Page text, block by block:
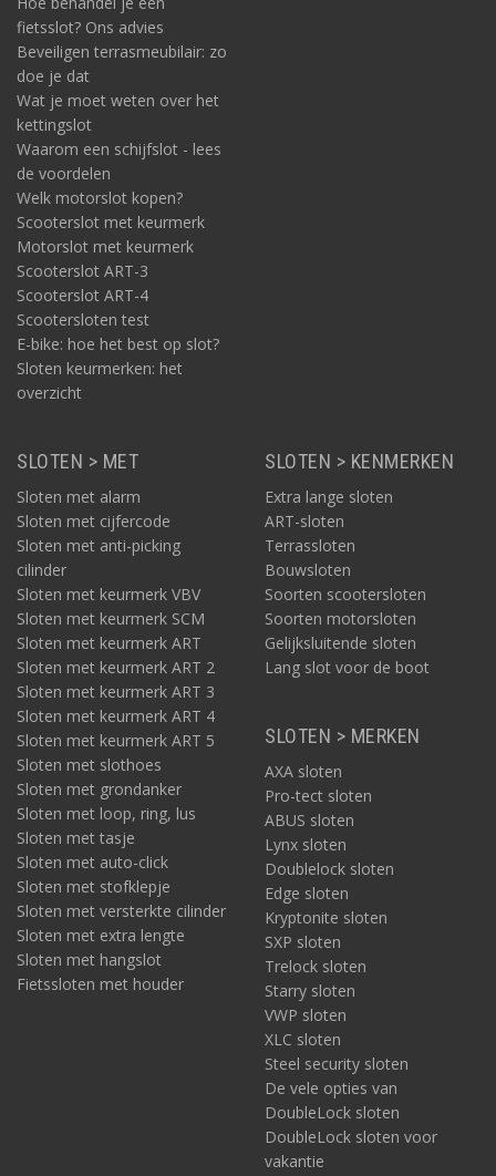
fietsslot? Ons advies
Beveiligen terrasmeubilair: zo
doe je dat
Wat je moet weten over het
kettingslot
Waarom een schijfslot - lees
de voordelen
Welk motorslot kopen?
Scooterslot met keurmerk
Motorslot met keurmerk
Scooterslot ART-3
Scooterslot ART-4
Scootersloten test
E-bike: hoe het best op slot?
Sloten keurmerken: het
overzicht
SLOTEN > MET
Sloten met alarm
Sloten met cijfercode
Sloten met anti-picking
cilinder
Sloten met keurmerk VBV
Sloten met keurmerk SCM
Sloten met keurmerk ART
Sloten met keurmerk ART 2
Sloten met keurmerk ART 3
Sloten met keurmerk ART 4
Sloten met keurmerk ART 5
Sloten met slothoes
Sloten met grondanker
Sloten met loop, ring, lus
Sloten met tasje
Sloten met auto-click
Sloten met stofklepje
Sloten met versterkte cilinder
Sloten met extra lengte
Sloten met hangslot
Fietssloten met houder
SLOTEN > KENMERKEN
Extra lange sloten
ART-sloten
Terrassloten
Bouwsloten
Soorten scootersloten
Soorten motorsloten
Gelijksluitende sloten
Lang slot voor de boot
SLOTEN > MERKEN
AXA sloten
Pro-tect sloten
ABUS sloten
Lynx sloten
Doublelock sloten
Edge sloten
Kryptonite sloten
SXP sloten
Trelock sloten
Starry sloten
VWP sloten
XLC sloten
Steel security sloten
De vele opties van
DoubleLock sloten
DoubleLock sloten voor
vakantie